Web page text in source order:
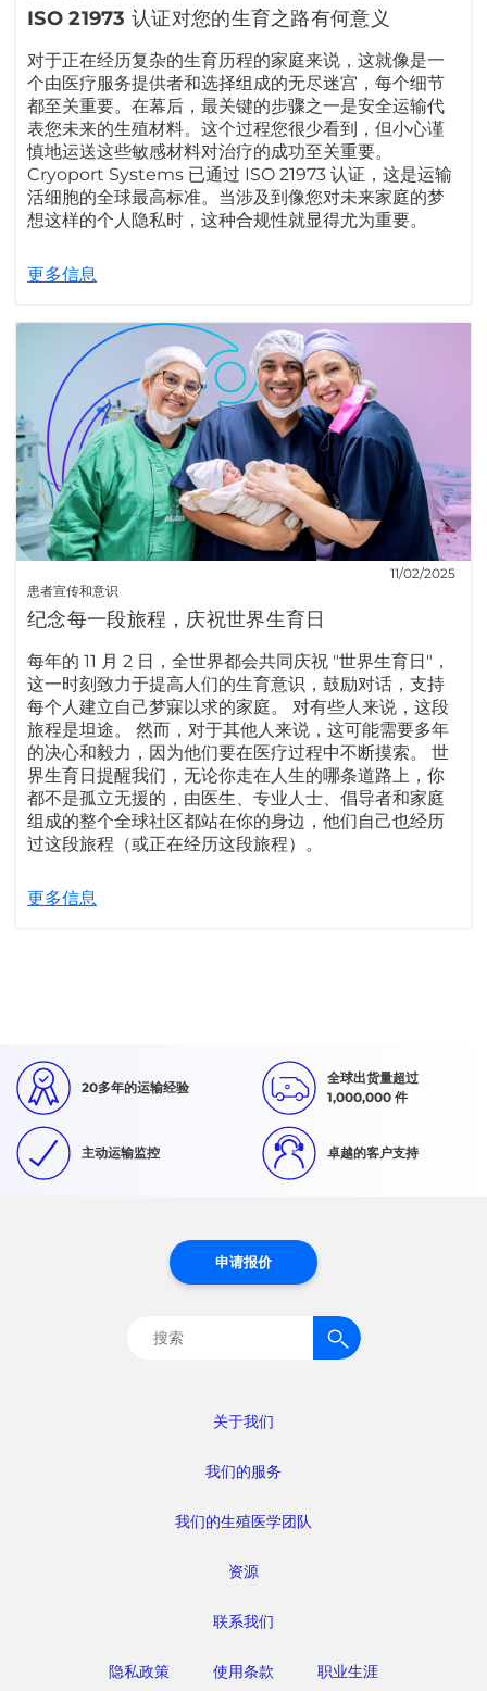
ISO 21973 认证对您的生育之路有何意义
对于正在经历复杂的生育历程的家庭来说，这就像是一
个由医疗服务提供者和选择组成的无尽迷宫，每个细节
都至关重要。在幕后，最关键的步骤之一是安全运输代
表您未来的生殖材料。这个过程您很少看到，但小心谨
慎地运送这些敏感材料对治疗的成功至关重要。
Cryoport Systems 已通过 ISO 21973 认证，这是运输
活细胞的全球最高标准。当涉及到像您对未来家庭的梦
想这样的个人隐私时，这种合规性就显得尤为重要。
更多信息
患者宣传和意识
11/02/2025
纪念每一段旅程，庆祝世界生育日
每年的 11 月 2 日，全世界都会共同庆祝 "世界生育日"，
这一时刻致力于提高人们的生育意识，鼓励对话，支持
每个人建立自己梦寐以求的家庭。 对有些人来说，这段
旅程是坦途。 然而，对于其他人来说，这可能需要多年
的决心和毅力，因为他们要在医疗过程中不断摸索。 世
界生育日提醒我们，无论你走在人生的哪条道路上，你
都不是孤立无援的，由医生、专业人士、倡导者和家庭
组成的整个全球社区都站在你的身边，他们自己也经历
过这段旅程（或正在经历这段旅程）。
更多信息
20多年的运输经验
全球出货量超过
1,000,000 件
主动运输监控 卓越的客户支持
关于我们
我们的服务
我们的生殖医学团队
资源
联系我们
隐私政策 使用条款 职业生涯
申请报价
搜